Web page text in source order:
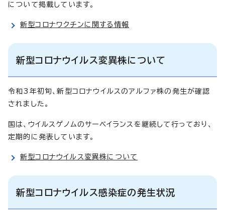
について掲載しています。
新型コロナワクチンに関する情報
新型コロナウイルス変異株について
令和3年初旬、新型コロナウイルスのアルファ株の発生が確認
されました。
国は、ウイルスゲノムのサーベイランスを継続して行っており、
定期的に発表しています。
新型コロナウイルス変異株について
新型コロナウイルス感染症の発生状況